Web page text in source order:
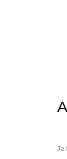
Ja